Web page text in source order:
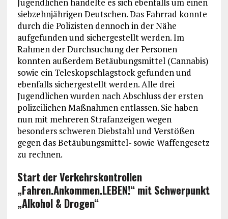
siebzehnjährigen Deutschen. Das Fahrrad konnte
durch die Polizisten dennoch in der Nähe
aufgefunden und sichergestellt werden. Im
Rahmen der Durchsuchung der Personen
konnten außerdem Betäubungsmittel (Cannabis)
sowie ein Teleskopschlagstock gefunden und
ebenfalls sichergestellt werden. Alle drei
Jugendlichen wurden nach Abschluss der ersten
polizeilichen Maßnahmen entlassen. Sie haben
nun mit mehreren Strafanzeigen wegen
besonders schweren Diebstahl und Verstößen
gegen das Betäubungsmittel- sowie Waffengesetz
zu rechnen.
Start der Verkehrskontrollen
„Fahren.Ankommen.LEBEN!“ mit Schwerpunkt
„Alkohol & Drogen“